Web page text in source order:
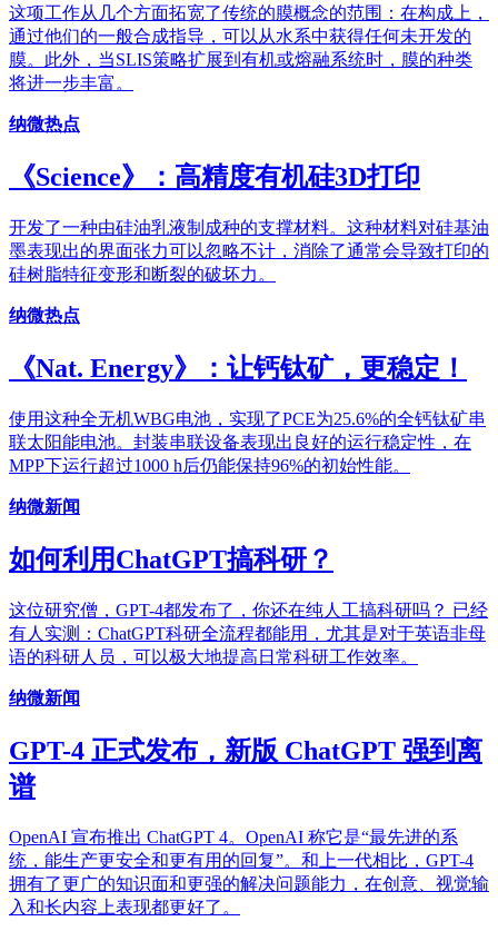
这项工作从几个方面拓宽了传统的膜概念的范围：在构成上，
通过他们的一般合成指导，可以从水系中获得任何未开发的
膜。此外，当SLIS策略扩展到有机或熔融系统时，膜的种类
将进一步丰富。
纳微热点
《Science》：高精度有机硅3D打印
开发了一种由硅油乳液制成种的支撑材料。这种材料对硅基油
墨表现出的界面张力可以忽略不计，消除了通常会导致打印的
硅树脂特征变形和断裂的破坏力。
纳微热点
《Nat. Energy》：让钙钛矿，更稳定！
使用这种全无机WBG电池，实现了PCE为25.6%的全钙钛矿串
联太阳能电池。封装串联设备表现出良好的运行稳定性，在
MPP下运行超过1000 h后仍能保持96%的初始性能。
纳微新闻
如何利用ChatGPT搞科研？
这位研究僧，GPT-4都发布了，你还在纯人工搞科研吗？ 已经
有人实测：ChatGPT科研全流程都能用，尤其是对于英语非母
语的科研人员，可以极大地提高日常科研工作效率。
纳微新闻
GPT-4 正式发布，新版 ChatGPT 强到离
谱
OpenAI 宣布推出 ChatGPT 4。OpenAI 称它是“最先进的系
统，能生产更安全和更有用的回复”。和上一代相比，GPT-4
拥有了更广的知识面和更强的解决问题能力，在创意、视觉输
入和长内容上表现都更好了。